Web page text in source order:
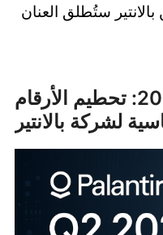
ستُطلق العنان
الربع الثاني من عام 2025: تحطيم الأرقام
لشركة بالانتير